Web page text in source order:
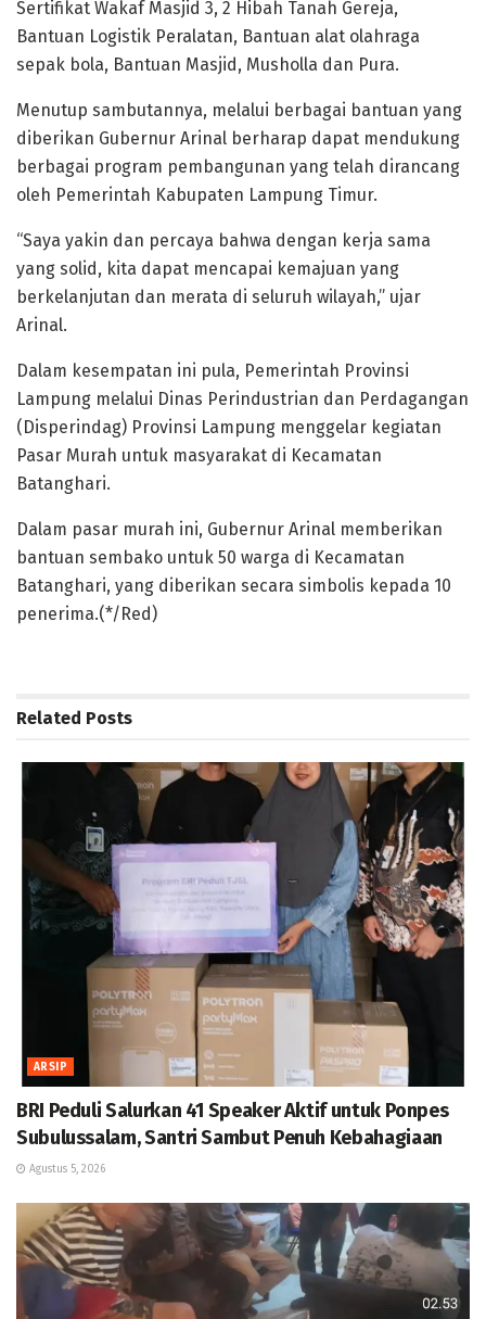
Sertifikat Wakaf Masjid 3, 2 Hibah Tanah Gereja,
Bantuan Logistik Peralatan, Bantuan alat olahraga
sepak bola, Bantuan Masjid, Musholla dan Pura.
Menutup sambutannya, melalui berbagai bantuan yang
diberikan Gubernur Arinal berharap dapat mendukung
berbagai program pembangunan yang telah dirancang
oleh Pemerintah Kabupaten Lampung Timur.
“Saya yakin dan percaya bahwa dengan kerja sama
yang solid, kita dapat mencapai kemajuan yang
berkelanjutan dan merata di seluruh wilayah,” ujar
Arinal.
Dalam kesempatan ini pula, Pemerintah Provinsi
Lampung melalui Dinas Perindustrian dan Perdagangan
(Disperindag) Provinsi Lampung menggelar kegiatan
Pasar Murah untuk masyarakat di Kecamatan
Batanghari.
Dalam pasar murah ini, Gubernur Arinal memberikan
bantuan sembako untuk 50 warga di Kecamatan
Batanghari, yang diberikan secara simbolis kepada 10
penerima.(*/Red)
Related Posts
ARSIP
BRI Peduli Salurkan 41 Speaker Aktif untuk Ponpes
Subulussalam, Santri Sambut Penuh Kebahagiaan
Agustus 5, 2026